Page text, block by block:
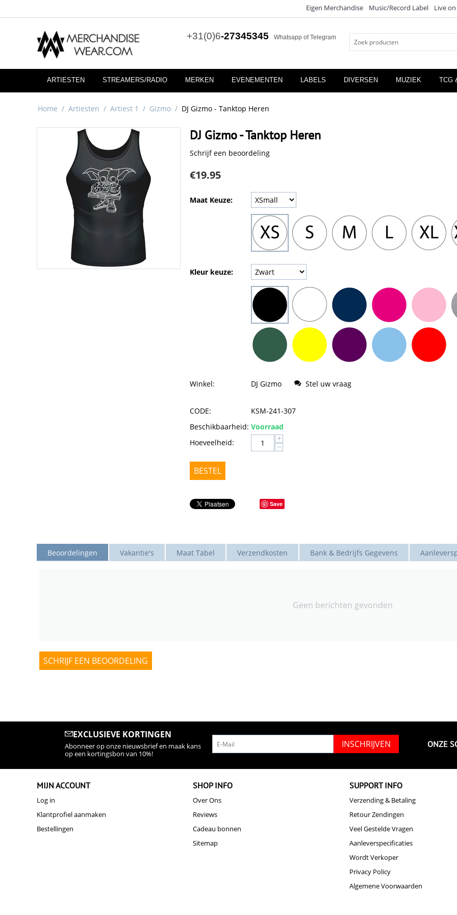
Eigen Merchandise Music/Record Label Live
+31(0)6-27345345 Whatsapp of Telegram
ARTIESTEN STREAMERS/RADIO MERKEN EVENEMENTEN LABELS DIVERSEN MUZIEK TCG
Home / Artiesten / Artiest 1 / Gizmo / DJ Gizmo - Tanktop Heren
DJ Gizmo - Tanktop Heren
Schrijf een beoordeling
€19.95
Maat Keuze:
Kleur keuze:
Winkel: DJ Gizmo Stel uw vraag
CODE:
KSM-241-307
Beschikbaarheid: Voorraad
Hoeveelheid:
+
−
BESTEL
Save
Beoordelingen Vakantie's Maat Tabel Verzendkosten Bank & Bedrijfs Gegevens
Geen berichten gevonden
SCHRIJF EEN BEOORDELING
EXCLUSIEVE KORTINGEN
Abonneer op onze nieuwsbrief en maak kans
op een kortingsbon van 10%!
INSCHRIJVEN ONZE
MIJN ACCOUNT
Log in
Klantprofiel aanmaken
Bestellingen
SHOP INFO
Over Ons
Reviews
Cadeau bonnen
Sitemap
SUPPORT INFO
Verzending & Betaling
Retour Zendingen
Veel Gestelde Vragen
Aanleverspecificaties
Wordt Verkoper
Privacy Policy
Algemene Voorwaarden